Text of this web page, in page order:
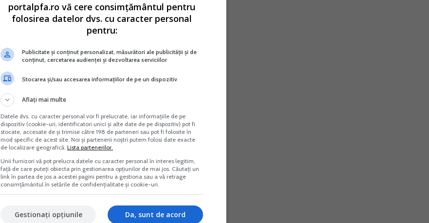
portalpfa.ro vă cere consimțământul pentru
folosirea datelor dvs. cu caracter personal
pentru:
Publicitate și conținut personalizat, măsurători ale publicității și de
conținut, cercetarea audienței și dezvoltarea serviciilor
Stocarea și/sau accesarea informațiilor de pe un dispozitiv
Aflați mai multe
Datele dvs. cu caracter personal vor fi prelucrate, iar informațiile de pe
dispozitiv (cookie-uri, identificatori unici și alte date de pe dispozitiv) pot fi
stocate, accesate de și trimise către 198 de parteneri sau pot fi folosite în
mod specific de acest site. Noi și partenerii noștri putem folosi date exacte
de localizare geografică. Lista partenerilor.
Unii furnizori vă pot prelucra datele cu caracter personal în interes legitim,
față de care puteți obiecta prin gestionarea opțiunilor de mai jos. Căutați un
link în partea de jos a acestei pagini pentru a gestiona sau a vă retrage
consimțământul în setările de confidențialitate și cookie-uri.
Da, sunt de acord
Gestionați opțiunile